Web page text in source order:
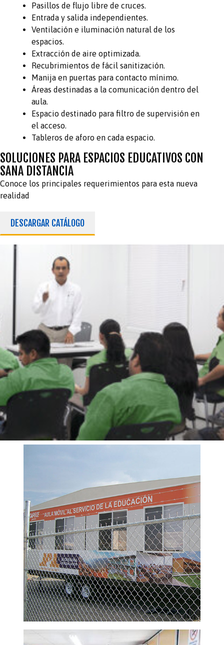
Pasillos de flujo libre de cruces.
Entrada y salida independientes.
Ventilación e iluminación natural de los
espacios.
Extracción de aire optimizada.
Recubrimientos de fácil sanitización.
Manija en puertas para contacto mínimo.
Áreas destinadas a la comunicación dentro del
aula.
Espacio destinado para filtro de supervisión en
el acceso.
Tableros de aforo en cada espacio.
SOLUCIONES PARA ESPACIOS EDUCATIVOS CON
SANA DISTANCIA
Conoce los principales requerimientos para esta nueva
realidad
DESCARGAR CATÁLOGO